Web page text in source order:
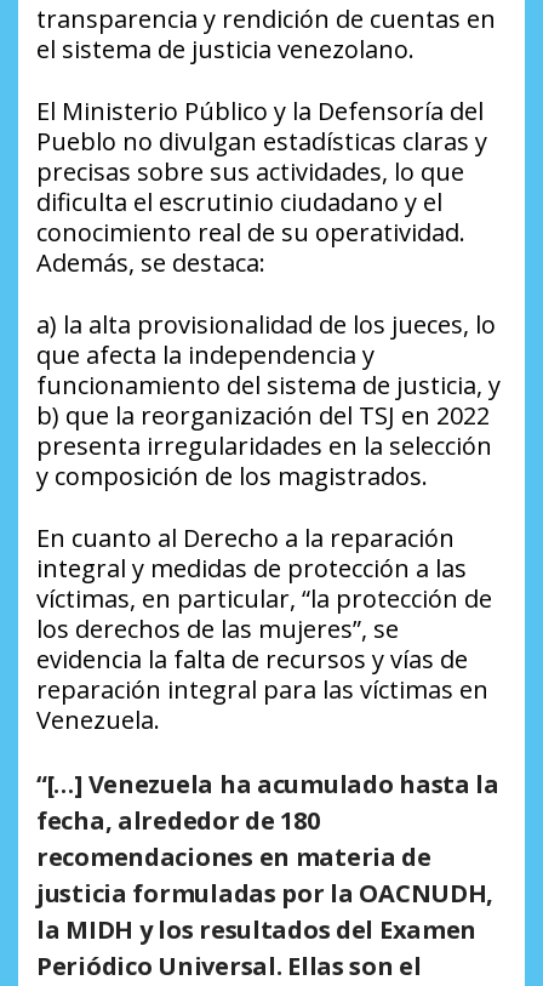
transparencia y rendición de cuentas en
el sistema de justicia venezolano.
El Ministerio Público y la Defensoría del
Pueblo no divulgan estadísticas claras y
precisas sobre sus actividades, lo que
dificulta el escrutinio ciudadano y el
conocimiento real de su operatividad.
Además, se destaca:
a) la alta provisionalidad de los jueces, lo
que afecta la independencia y
funcionamiento del sistema de justicia, y
b) que la reorganización del TSJ en 2022
presenta irregularidades en la selección
y composición de los magistrados.
En cuanto al Derecho a la reparación
integral y medidas de protección a las
víctimas, en particular, “la protección de
los derechos de las mujeres”, se
evidencia la falta de recursos y vías de
reparación integral para las víctimas en
Venezuela.
“[…] Venezuela ha acumulado hasta la
fecha, alrededor de 180
recomendaciones en materia de
justicia formuladas por la OACNUDH,
la MIDH y los resultados del Examen
Periódico Universal. Ellas son el